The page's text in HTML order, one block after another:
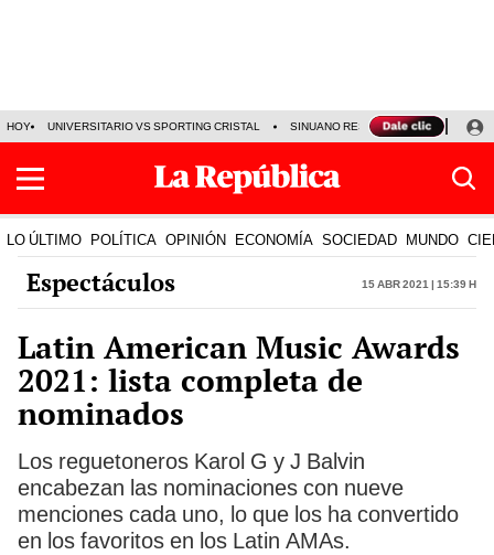
HOY UNIVERSITARIO VS SPORTING CRISTAL SINUANO RESULTADOS HOY
LO ÚLTIMO POLÍTICA OPINIÓN ECONOMÍA SOCIEDAD MUNDO
Espectáculos 15 Abr 2021 | 15:39 h
Latin American Music Awards
2021: lista completa de
nominados
Los reguetoneros Karol G y J Balvin
encabezan las nominaciones con nueve
menciones cada uno, lo que los ha convertido
en los favoritos en los Latin AMAs.